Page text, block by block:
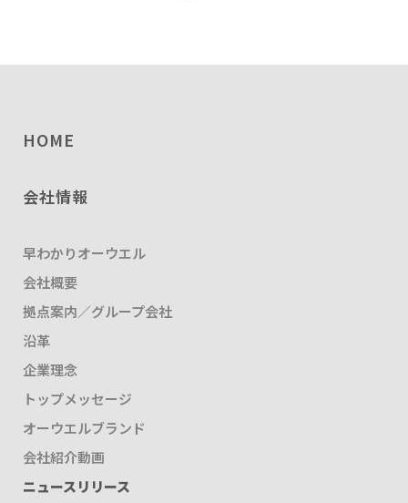
HOME
会社情報
早わかりオーウエル
会社概要
拠点案内／グループ会社
沿革
企業理念
トップメッセージ
オーウエルブランド
会社紹介動画
ニュースリリース